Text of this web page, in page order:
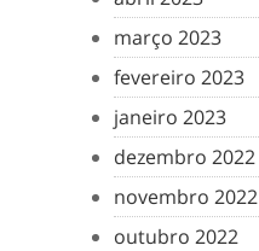
março 2023
fevereiro 2023
janeiro 2023
dezembro 2022
novembro 2022
outubro 2022